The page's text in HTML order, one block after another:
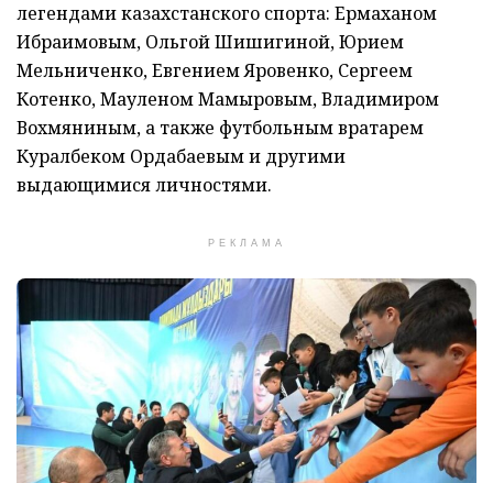
легендами казахстанского спорта: Ермаханом
Ибраимовым, Ольгой Шишигиной, Юрием
Мельниченко, Евгением Яровенко, Сергеем
Котенко, Мауленом Мамыровым, Владимиром
Вохмяниным, а также футбольным вратарем
Куралбеком Ордабаевым и другими
выдающимися личностями.
РЕКЛАМА